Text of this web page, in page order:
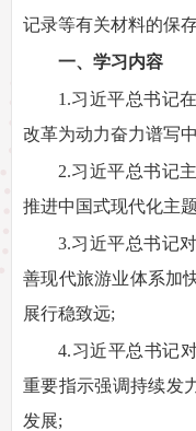
记录等有关材料的保
一、学习内容
1.习近平总书记
改革为动力奋力谱写
2.习近平总书记
推进中国式现代化主
3.习近平总书记
善现代旅游业体系加
展行稳致远;
4.习近平总书记
重要指示强调持续发
发展;